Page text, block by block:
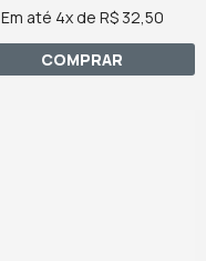
Em até 4x de R$ 32,50
COMPRAR